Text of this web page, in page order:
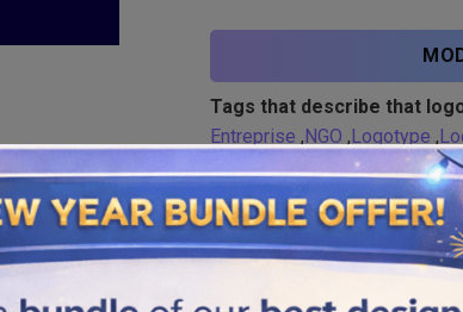
Tags that describe that
Entreprise ,NGO ,Logotype ,
Similar logos